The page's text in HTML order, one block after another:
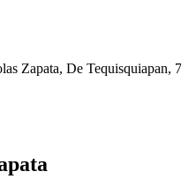
s Zapata, De Tequisquiapan,